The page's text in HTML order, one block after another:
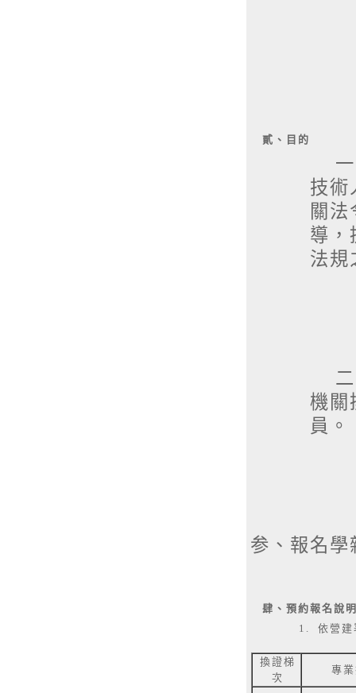
貳、目的
一
技術
關
導，
法規
二
機關
員。
参、報名
肆、預約報名說
1. 依營建
換證梯
次
專